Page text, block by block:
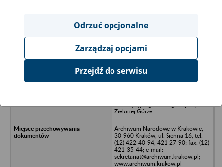
Ukryj wszystkie pozycje bazy
Polskie Górnictwo Naftowe i
Zielonej Górze
Archiwum Narodowe w Krakowie,
30-960 Kraków, ul. Sienna 16, tel.
(12) 422-40-94, 421-27-90; fax. (12)
421-35-44; e-mail:
sekretariat@archiwum.krakow.pl;
www.archiwum.krakow.pl
Odrzuć opcjonalne
Zarządzaj opcjami
Przejdź do serwisu